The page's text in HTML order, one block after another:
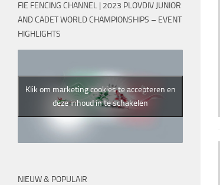
FIE FENCING CHANNEL | 2023 PLOVDIV JUNIOR
AND CADET WORLD CHAMPIONSHIPS – EVENT
HIGHLIGHTS
Klik om marketing cookies te accepteren en
deze inhoud in te schakelen
NIEUW & POPULAIR